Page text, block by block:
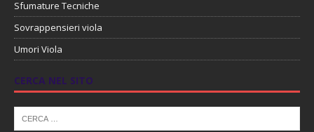
Sfumature Tecniche
Sovrappensieri viola
Umori Viola
CERCA NEL SITO